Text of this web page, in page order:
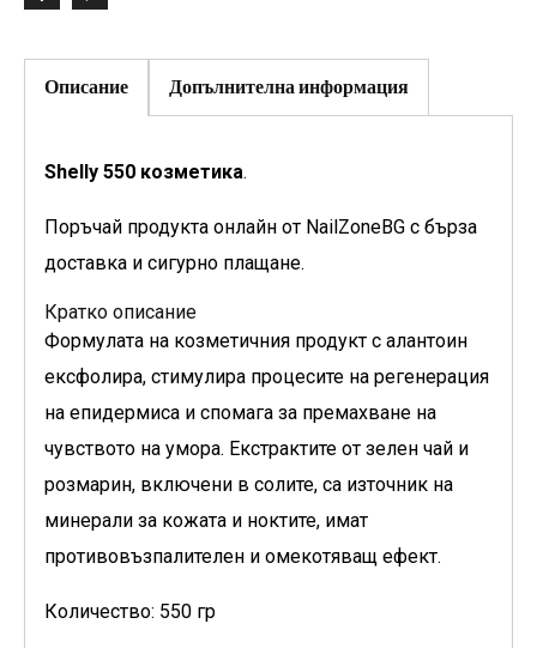
Описание Допълнителна информация
Shelly 550 козметика.
Поръчай продукта онлайн от NailZoneBG с бърза
доставка и сигурно плащане.
Кратко описание
Формулата на козметичния продукт с алантоин
ексфолира, стимулира процесите на регенерация
на епидермиса и спомага за премахване на
чувството на умора. Екстрактите от зелен чай и
розмарин, включени в солите, са източник на
минерали за кожата и ноктите, имат
противовъзпалителен и омекотяващ ефект.
Количество: 550 гр